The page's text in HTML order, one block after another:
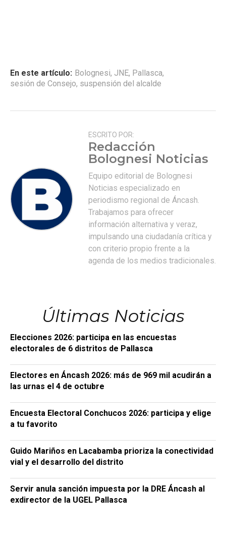
En este artículo: Bolognesi, JNE, Pallasca,
sesión de Consejo, suspensión del alcalde
ESCRITO POR:
Redacción
Bolognesi Noticias
Equipo editorial de Bolognesi
Noticias especializado en
periodismo regional de Áncash.
Trabajamos para ofrecer
información alternativa y veraz,
impulsando una ciudadanía crítica y
con criterio propio frente a la
agenda de los medios tradicionales.
Últimas Noticias
Elecciones 2026: participa en las encuestas
electorales de 6 distritos de Pallasca
Electores en Áncash 2026: más de 969 mil acudirán a
las urnas el 4 de octubre
Encuesta Electoral Conchucos 2026: participa y elige
a tu favorito
Guido Mariños en Lacabamba prioriza la conectividad
vial y el desarrollo del distrito
Servir anula sanción impuesta por la DRE Áncash al
exdirector de la UGEL Pallasca